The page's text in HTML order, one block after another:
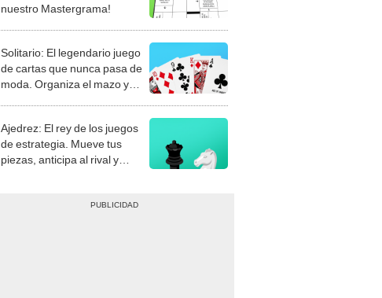
nuestro Mastergrama!
Solitario: El legendario juego
de cartas que nunca pasa de
moda. Organiza el mazo y
Ajedrez: El rey de los juegos
de estrategia. Mueve tus
piezas, anticipa al rival y